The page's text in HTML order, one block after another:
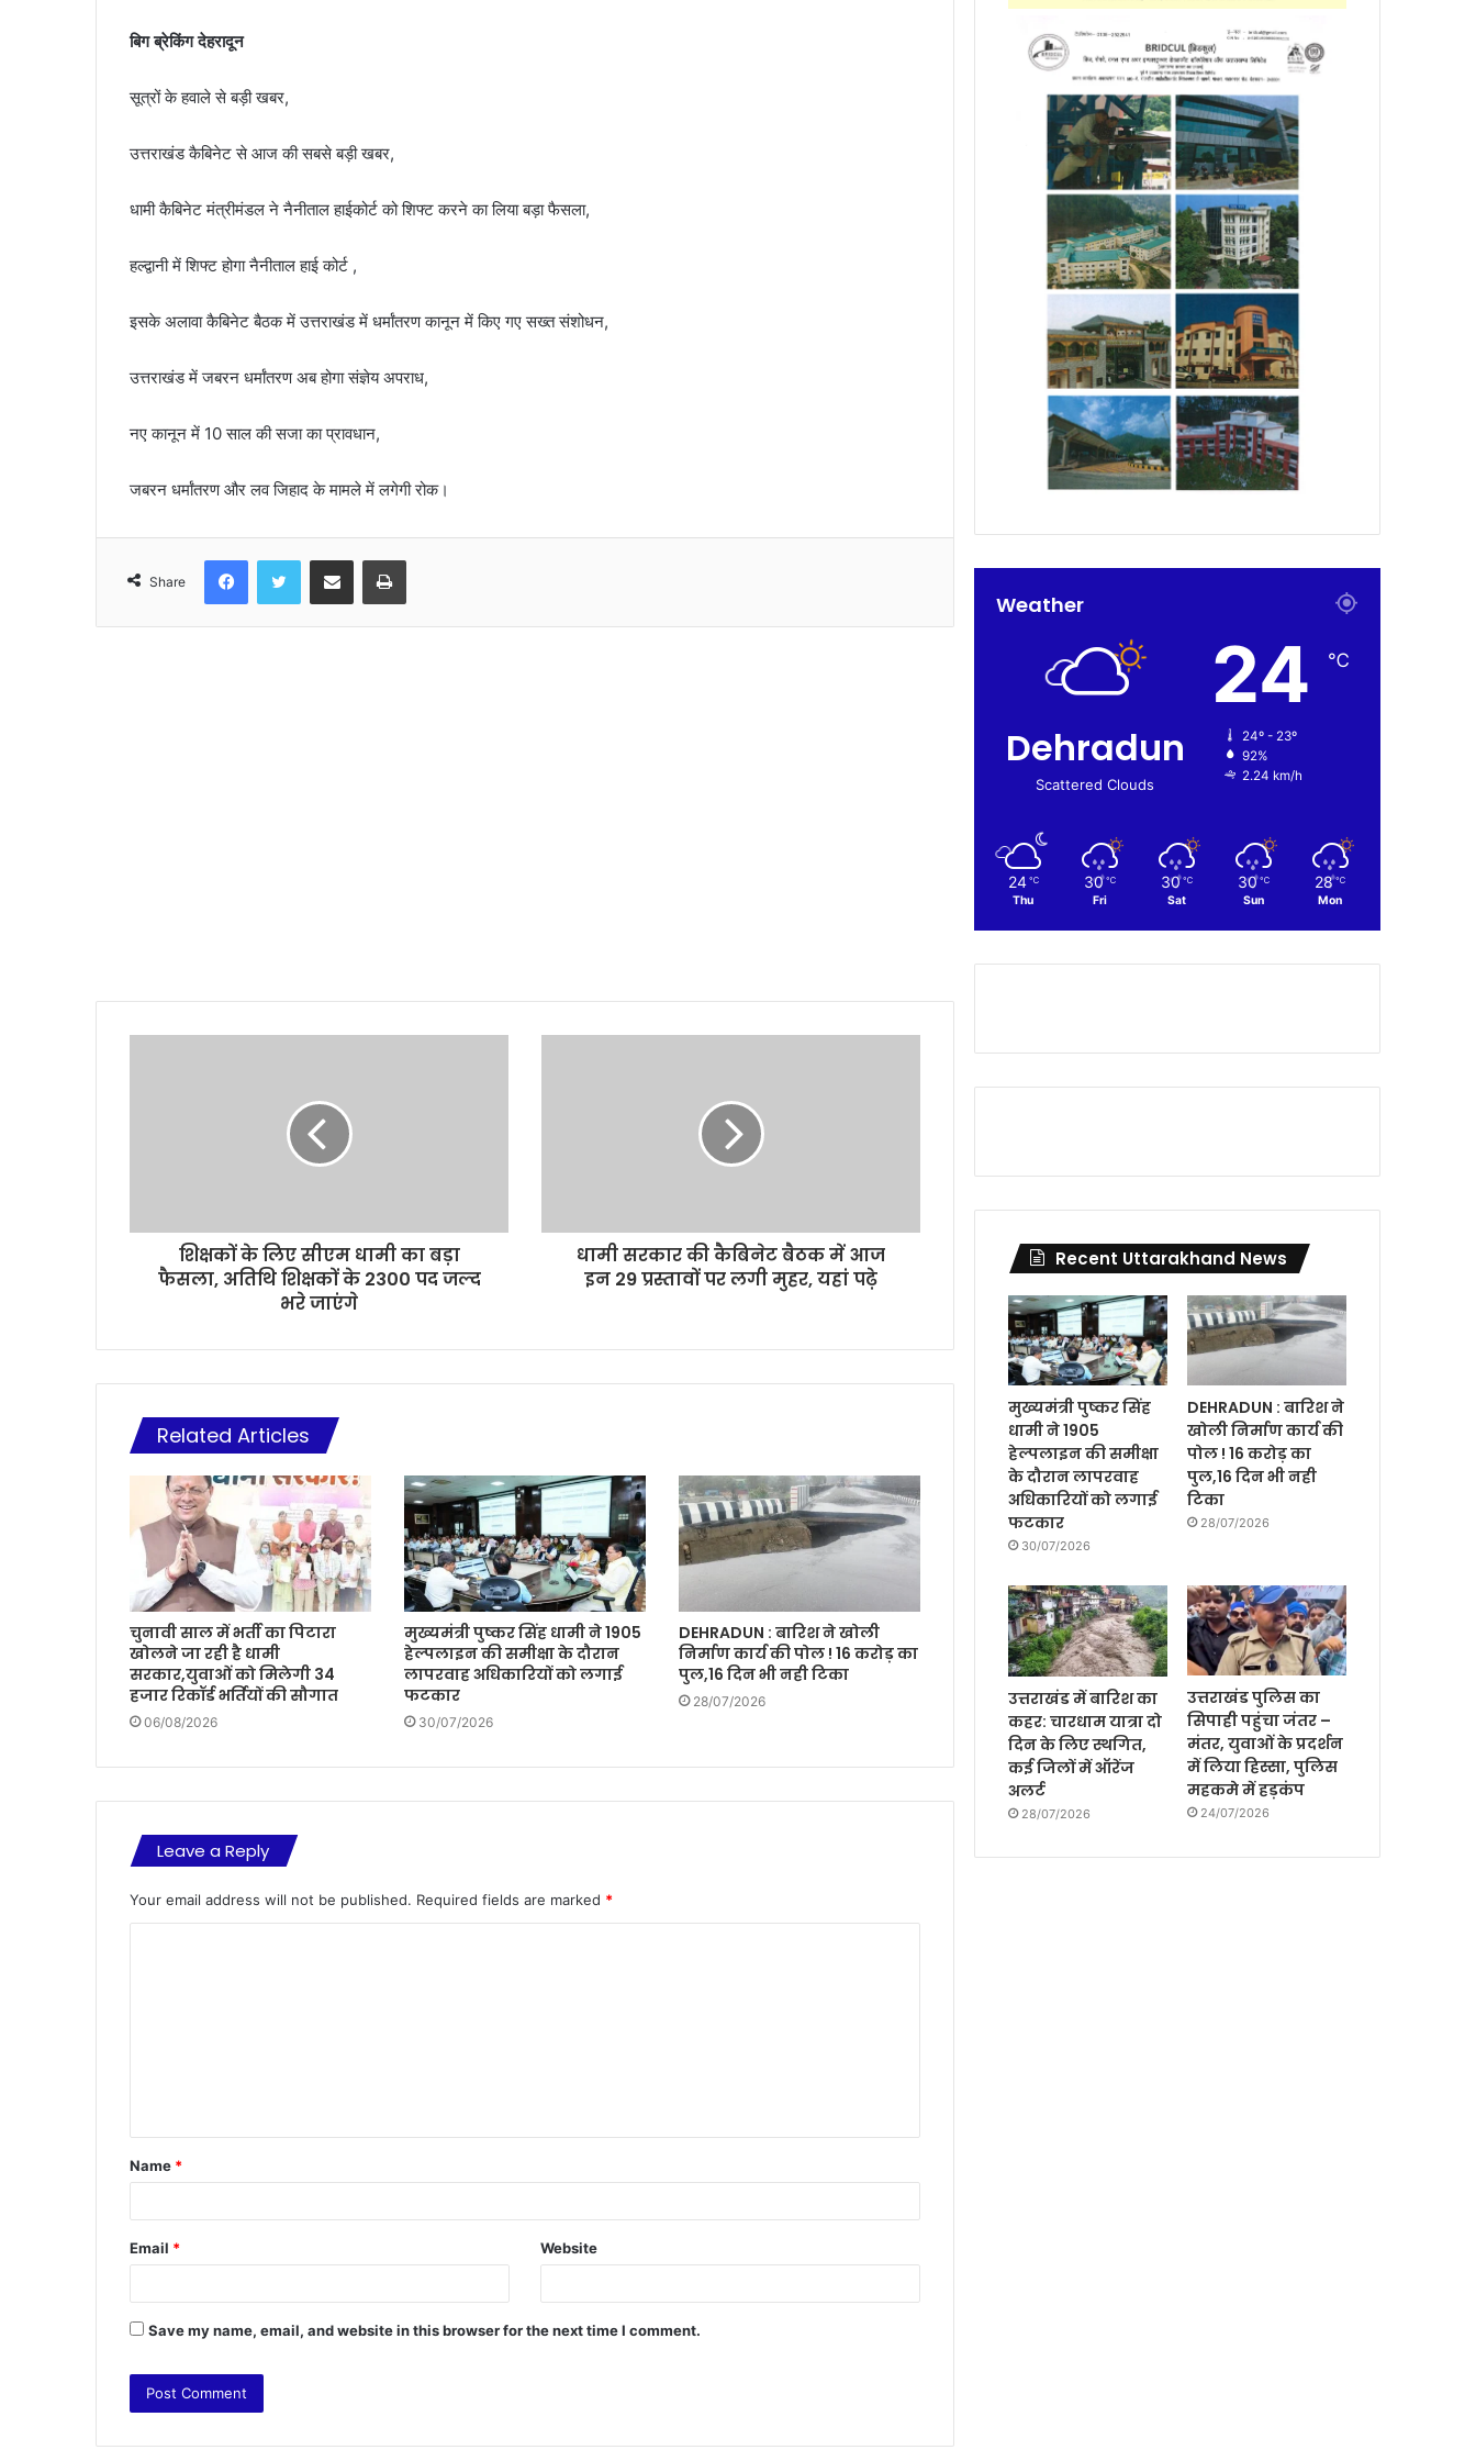
बिग ब्रेकिंग देहरादून
सूत्रों के हवाले से बड़ी खबर,
उत्तराखंड कैबिनेट से आज की सबसे बड़ी खबर,
धामी कैबिनेट मंत्रीमंडल ने नैनीताल हाईकोर्ट को शिफ्ट करने का लिया बड़ा फैसला,
हल्द्वानी में शिफ्ट होगा नैनीताल हाई कोर्ट ,
इसके अलावा कैबिनेट बैठक में उत्तराखंड में धर्मांतरण कानून में किए गए सख्त संशोधन,
उत्तराखंड में जबरन धर्मांतरण अब होगा संज्ञेय अपराध,
नए कानून में 10 साल की सजा का प्रावधान,
जबरन धर्मांतरण और लव जिहाद के मामले में लगेगी रोक।
Share
शिक्षकों के लिए सीएम धामी का बड़ा
फैसला, अतिथि शिक्षकों के 2300 पद जल्द
भरे जाएंगे
धामी सरकार की कैबिनेट बैठक में आज
इन 29 प्रस्तावों पर लगी मुहर, यहां पढ़े
Related Articles
चुनावी साल में भर्ती का पिटारा
खोलने जा रही है धामी
सरकार,युवाओं को मिलेगी 34
हजार रिकॉर्ड भर्तियों की सौगात
06/08/2026
मुख्यमंत्री पुष्कर सिंह धामी ने 1905
हेल्पलाइन की समीक्षा के दौरान
लापरवाह अधिकारियों को लगाई
फटकार
30/07/2026
DEHRADUN : बारिश ने खोली
निर्माण कार्य की पोल ! 16 करोड़ का
पुल,16 दिन भी नही टिका
28/07/2026
Leave a Reply
Your email address will not be published. Required fields are marked *
t
*
Name *
Email * Website
Save my name, email, and website in this browser for the next time I comment.
Weather
Dehradun
Scattered Clouds
24 ℃
24º - 23º
92%
2.24 km/h
24 ℃
Thu
30 ℃
Fri
30 ℃
Sat
30 ℃
Sun
28 ℃
Mon
Recent Uttarakhand News
मुख्यमंत्री पुष्कर सिंह
धामी ने 1905
हेल्पलाइन की समीक्षा
के दौरान लापरवाह
अधिकारियों को लगाई
फटकार
30/07/2026
DEHRADUN : बारिश ने
खोली निर्माण कार्य की
पोल ! 16 करोड़ का
पुल,16 दिन भी नही
टिका
28/07/2026
उत्तराखंड में बारिश का
कहर: चारधाम यात्रा दो
दिन के लिए स्थगित,
कई जिलों में ऑरेंज
अलर्ट
28/07/2026
उत्तराखंड पुलिस का
सिपाही पहुंचा जंतर –
मंतर, युवाओं के प्रदर्शन
में लिया हिस्सा, पुलिस
महकमे में हड़कंप
24/07/2026